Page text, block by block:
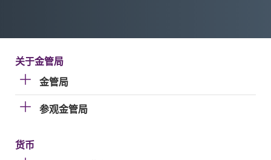
关于金管局
金管局
参观金管局
货币